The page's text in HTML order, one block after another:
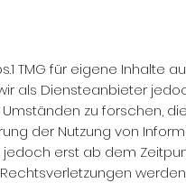
TMG für eigene
wir als Diensteanbieter
zu forschen,
der Nutzung von
erst ab dem